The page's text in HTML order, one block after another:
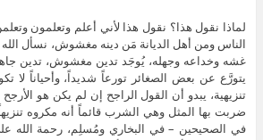
لماذا نقول هذا؟ نقول هذا لأني أعلم وتعلمون
الناس ومن أهل الديانة مَن دينه مغشوش، نسأل الله
غشه وخداعه وجهله، يُوجَد تدين مغشوش، تدين
يتورَّع عن بعض الصغائر تورعاً شديداً، وأحياناً لا
تنزيهية، يبدو أن القول الراجح إن لم يكن هو
ضربت بها المثل وهي الشرب قائماً أنه مكروه
في الصحيحين – في البخاري ومُسلِم، رحمة الله